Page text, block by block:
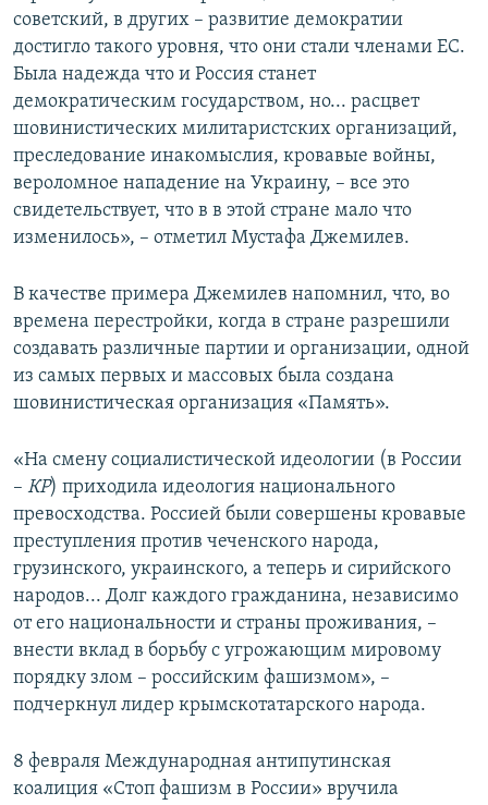
советский, в других – развитие демократии
достигло такого уровня, что они стали членами ЕС.
Была надежда что и Россия станет
демократическим государством, но... расцвет
шовинистических милитаристских организаций,
преследование инакомыслия, кровавые войны,
вероломное нападение на Украину, – все это
свидетельствует, что в в этой стране мало что
изменилось», – отметил Мустафа Джемилев.
В качестве примера Джемилев напомнил, что, во
времена перестройки, когда в стране разрешили
создавать различные партии и организации, одной
из самых первых и массовых была создана
шовинистическая организация «Память».
«На смену социалистической идеологии (в России
– КР) приходила идеология национального
превосходства. Россией были совершены кровавые
преступления против чеченского народа,
грузинского, украинского, а теперь и сирийского
народов... Долг каждого гражданина, независимо
от его национальности и страны проживания, –
внести вклад в борьбу с угрожающим мировому
порядку злом – российским фашизмом», –
подчеркнул лидер крымскотатарского народа.
8 февраля Международная антипутинская
коалиция «Стоп фашизм в России» вручила